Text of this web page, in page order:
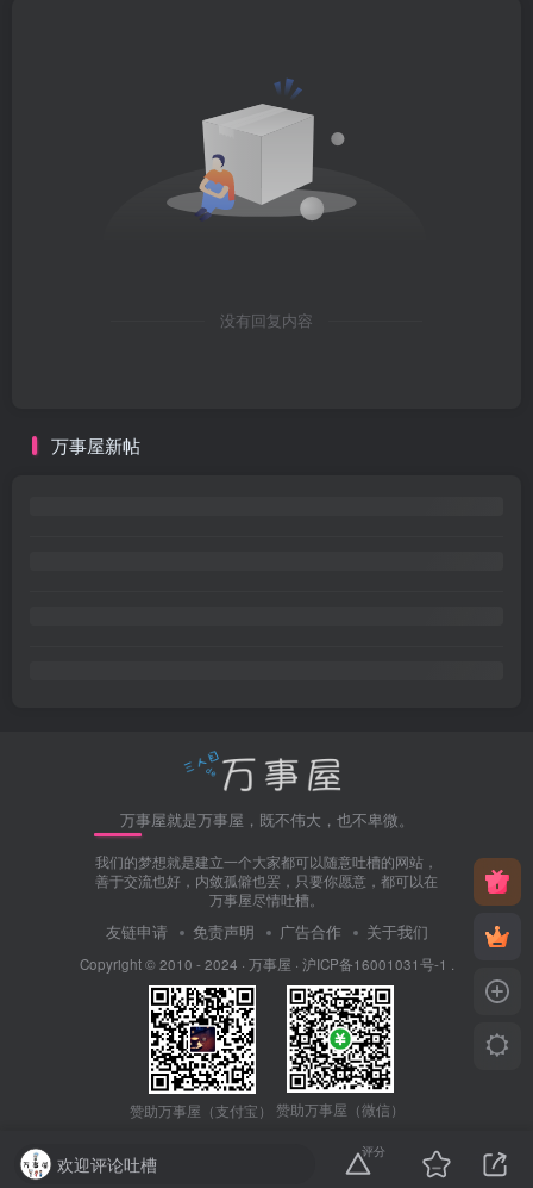
没有回复内容
万事屋新帖
万事屋就是万事屋，既不伟大，也不卑微。
我们的梦想就是建立一个大家都可以随意吐槽的网站，
善于交流也好，内敛孤僻也罢，只要你愿意，都可以在
万事屋尽情吐槽。
友链申请 免责声明 广告合作 关于我们
Copyright © 2010 - 2024 · 万事屋 · 沪ICP备16001031号-1 .
赞助万事屋（支付宝） 赞助万事屋（微信）
欢迎评论吐槽
评分